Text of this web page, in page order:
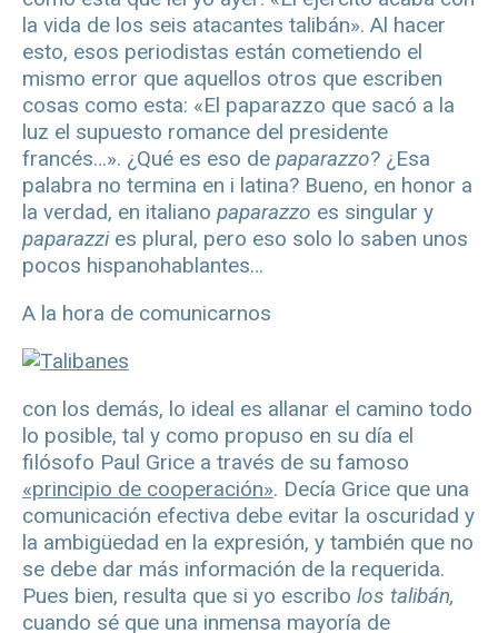
la vida de los seis atacantes talibán». Al hacer
esto, esos periodistas están cometiendo el
mismo error que aquellos otros que escriben
cosas como esta: «El paparazzo que sacó a la
luz el supuesto romance del presidente
francés…». ¿Qué es eso de paparazzo? ¿Esa
palabra no termina en i latina? Bueno, en honor a
la verdad, en italiano paparazzo es singular y
paparazzies plural, pero eso solo lo saben unos
pocos hispanohablantes…
A la hora de comunicarnos
con los demás, lo ideal es allanar el camino todo
lo posible, tal y como propuso en su día el
filósofo Paul Grice a través de su famoso
«principio de cooperación». Decía Grice que una
comunicación efectiva debe evitar la oscuridad y
la ambigüedad en la expresión, y también que no
se debe dar más información de la requerida.
Pues bien, resulta que si yo escribo los talibán,
cuando sé que una inmensa mayoría de